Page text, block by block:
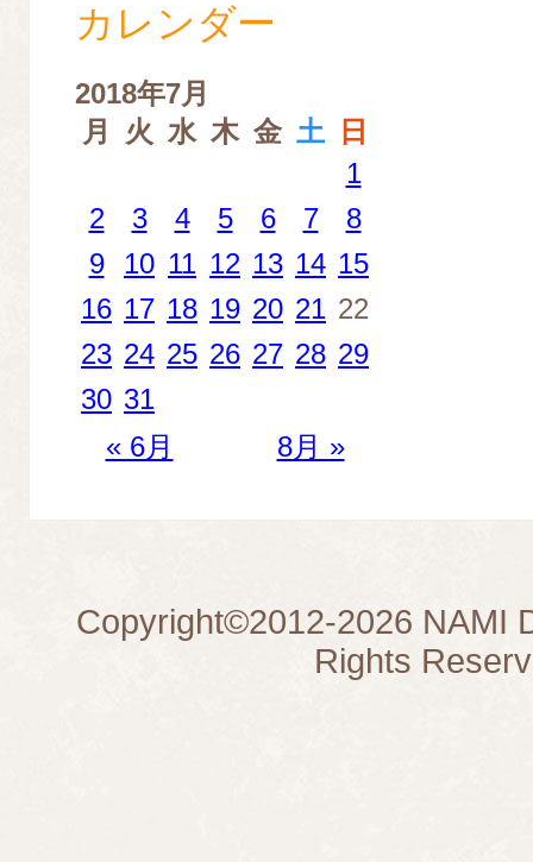
カレンダー
2018年7月
月
火 水 木 金 土 日
« 6月 8月 »
1
2
3 4 5 6 7
8
9
10 11 12 13 14 15
16 17 18 19 20 21 22
23 24 25 26 27 28 29
30 31
Copyright©2012-2026 NAMI
Rights